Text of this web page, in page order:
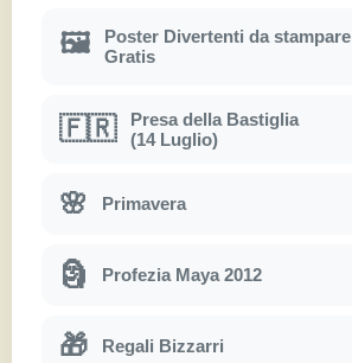
🖼
Poster Divertenti da stampare
Gratis
🇫🇷
Presa della Bastiglia
(14 Luglio)
🌸 Primavera
🗿 Profezia Maya 2012
🎁 Regali Bizzarri